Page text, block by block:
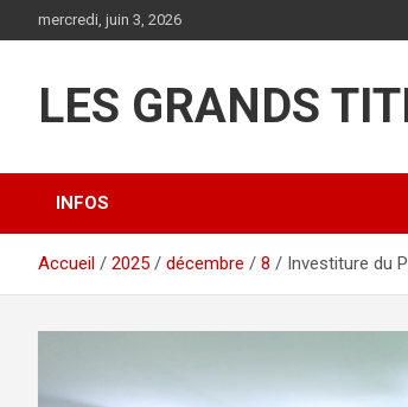
au
mercredi, juin 3, 2026
LES GRANDS
INFOS
Accueil 2025 décembre 8 Investiture du